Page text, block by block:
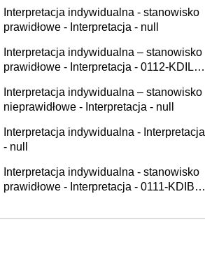
Interpretacja indywidualna - stanowisko
prawidłowe - Interpretacja - null
Interpretacja indywidualna – stanowisko
prawidłowe - Interpretacja - 0112-KDIL1-
Interpretacja indywidualna – stanowisko
nieprawidłowe - Interpretacja - null
Interpretacja indywidualna - Interpretacja
- null
Interpretacja indywidualna - stanowisko
prawidłowe - Interpretacja - 0111-KDIB1-